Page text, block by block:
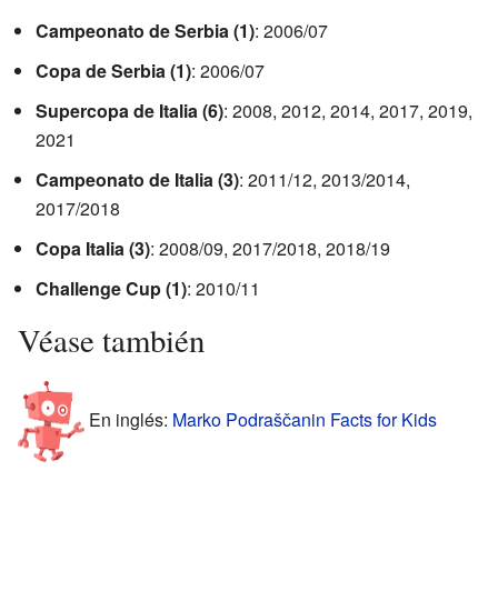
Campeonato de Serbia (1): 2006/07
Copa de Serbia (1): 2006/07
Supercopa de Italia (6): 2008, 2012, 2014, 2017, 2019,
2021
Campeonato de Italia (3): 2011/12, 2013/2014,
2017/2018
Copa Italia (3): 2008/09, 2017/2018, 2018/19
Challenge Cup (1): 2010/11
Véase también
En inglés: Marko Podraščanin Facts for Kids